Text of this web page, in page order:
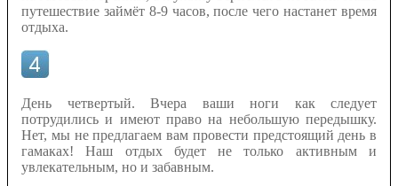
путешествие займёт 8-9 часов, после чего настанет время
отдыха.
День четвертый. Вчера ваши ноги как следует
потрудились и имеют право на небольшую передышку.
Нет, мы не предлагаем вам провести предстоящий день в
гамаках! Наш отдых будет не только активным и
увлекательным, но и забавным.